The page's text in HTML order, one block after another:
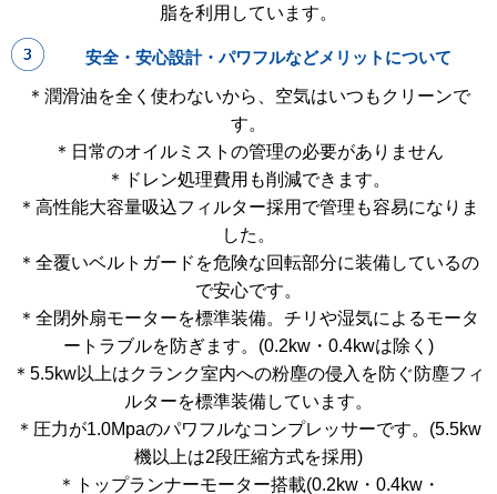
脂を利用しています。
安全・安心設計・パワフルなどメリットについて
＊潤滑油を全く使わないから、空気はいつもクリーンで
す。
＊日常のオイルミストの管理の必要がありません
＊ドレン処理費用も削減できます。
＊高性能大容量吸込フィルター採用で管理も容易になりま
した。
＊全覆いベルトガードを危険な回転部分に装備しているの
で安心です。
＊全閉外扇モーターを標準装備。チリや湿気によるモータ
ートラブルを防ぎます。(0.2kw・0.4kwは除く)
＊5.5kw以上はクランク室内への粉塵の侵入を防ぐ防塵フィ
ルターを標準装備しています。
＊圧力が1.0Mpaのパワフルなコンプレッサーです。(5.5kw
機以上は2段圧縮方式を採用)
＊トップランナーモーター搭載(0.2kw・0.4kw・